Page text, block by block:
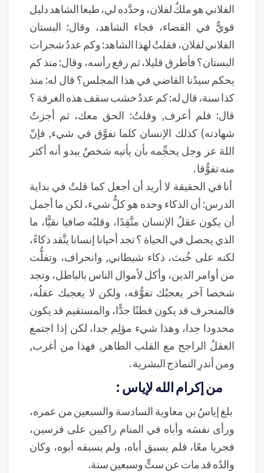
الفلاني هو ملكٌ لفلان، وحدَّده لي، طبعا الشاهد دليل
قويٌّ في القضاء، فجاء الشاهد، وقال: البستان
الفلاني لفلان، فقلتُ لهذا الشاهد: وكم عددُ شجرات
البستان؟ فأطرق قليلا، ثم رفع رأسه، وقال: منذ كم
يحكم سيدُنا القاضي في هذا المجلس؟ قال له: منذ
كذا سنة، قال له: كم عددُ خشب سقف هذه الغرفة ؟
قال: فلم أعرف, وقلتُ: الحق معك، ثم أجزتُ
شهادته) كذلك الإنسان كلما تفوَّق في شيء, فإنّ
اللهَ عز وجل يحجِّمه بأن يأتيه شخصٌ يبدو أنه أكثر
منه تفوُّقا .
أنا في الحقيقة لا أريد أن أجعل كما قلتُ في بداية
الدرس: أن الذكاء وحده هو كلُّ شيء، لكن ما أجمل
أن يكون عقلُ الإنسان متَّقِدًا، وقلبُه صافيا نقيًّا، ما
الذي يحصل في الحياة ؟ تجد أحيانا إنسانا يتَّقد ذكاءً،
لكنه على خُبث، ذكاء شيطاني, وانحراف، وتفلُّت
من أوامر الدين، وأكل لأموال الناس بالباطل، وتجد
شخصا آخر يعجبُك تفوُّقه، ولكن لا يعجبك عقلُه،
فالمنحرف قد يكون فطنًا جدًّا، والمستقيم قد يكون
محدودا جدا، وهذا شيء مؤلِم جدا، لكن إذا اجتمع
العقلُ الراجح مع القلب الطاهر, فهذا من أغرب,
ومن أندرِ النماذج البشرية .
من إكرام الله لإياس :
بلغ إياسُ بن معاوية السادسة والسبعين من عمره،
ورأى نفسَه وأباه في المنام راكبين على فرسين،
فجريا معًا، فلم يسبق أباه، ولم يسبقه أبوه، وكان
والدُه قد مات عن ستٍّ وسبعين سنة.